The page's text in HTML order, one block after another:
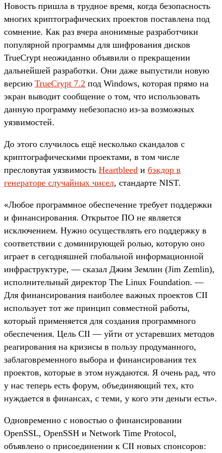
Новость пришла в трудное время, когда безопасность
многих криптографических проектов поставлена под
сомнение. Как раз вчера анонимные разработчики
популярной программы для шифрования дисков
TrueCrypt неожиданно объявили о прекращении
дальнейшей разработки. Они даже выпустили новую
версию TrueCrypt 7.2 под Windows, которая прямо на
экран выводит сообщение о том, что использовать
данную программу небезопасно из-за возможных
уязвимостей.
До этого случилось ещё несколько скандалов с
криптографическими проектами, в том числе
пресловутая уязвимость Heartbleed и бэкдор в
генераторе случайных чисел, стандарте NIST.
«Любое программное обеспечение требует поддержки
и финансирования. Открытое ПО не является
исключением. Нужно осуществлять его поддержку в
соответствии с доминирующей ролью, которую оно
играет в сегодняшней глобальной информационной
инфраструктуре, — сказал Джим Землин (Jim Zemlin),
исполнительный директор The Linux Foundation. —
Для финансирования наиболее важных проектов CII
использует тот же принцип совместной работы,
который применяется для создания программного
обеспечения. Цель CII — уйти от устаревших методов
реагирования на кризисы в пользу продуманного,
заблаговременного выбора и финансирования тех
проектов, которые в этом нуждаются. Я очень рад, что
у нас теперь есть форум, объединяющий тех, кто
нуждается в финансах, с теми, у кого эти деньги есть».
Одновременно с новостью о финансировании
OpenSSL, OpenSSH и Network Time Protocol,
объявлено о присоединении к CII новых спонсоров: